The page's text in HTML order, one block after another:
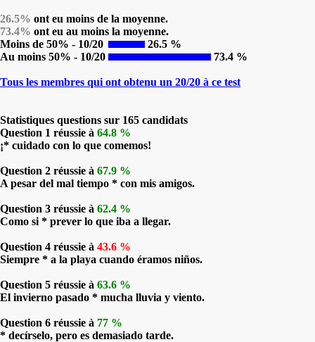
26.5% ont eu moins de la moyenne.
73.4% ont eu au moins la moyenne.
Moins de 50% - 10/20
26.5 %
Au moins 50% - 10/20
73.4 %
Tous les membres qui ont obtenu un 20/20 à ce test
Statistiques questions sur 165 candidats
Question 1 réussie à 64.8 %
¡* cuidado con lo que comemos!
Question 2 réussie à 67.9 %
A pesar del mal tiempo * con mis amigos.
Question 3 réussie à 62.4 %
Como si * prever lo que iba a llegar.
Question 4 réussie à 43.6 %
Siempre * a la playa cuando éramos niños.
Question 5 réussie à 63.6 %
El invierno pasado * mucha lluvia y viento.
Question 6 réussie à 77 %
* decírselo, pero es demasiado tarde.